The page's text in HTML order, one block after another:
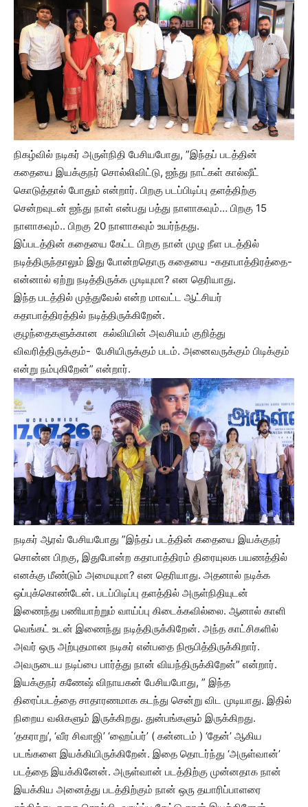
நிகழ்வில் நடிகர் அருள்நிதி பேசியபோது, ”இந்தப் படத்தின்
கதையை இயக்குநர் சொல்லிவிட்டு, ஐந்து நாட்கள் கால்ஷீட்
கொடுத்தால் போதும் என்றார். பிறகு படப்பிடிப்பு தளத்திற்கு
சென்றவுடன் ஐந்து நாள் என்பது பத்து நாளாகவும்… பிறகு 15
நாளாகவும்.. பிறகு 20 நாளாகவும் உயர்ந்தது.
இப்படத்தின் கதையை கேட்ட பிறகு நான் முழு நீள படத்தில்
நடித்திருந்தாலும் இது போன்றதொரு கதையை -கதாபாத்திரத்தை-
என்னால் ஏற்று நடித்திருக்க முடியுமா? என தெரியாது.
இந்த படத்தில் முத்துவேல் என்ற மாவட்ட ஆட்சியர்
கதாபாத்திரத்தில் நடித்திருக்கிறேன்.
குழந்தைகளுக்கான கல்வியின் அவசியம் குறித்து
விவரித்திருக்கும்- பேசியிருக்கும் படம். அனைவருக்கும் பிடிக்கும்
என்று நம்புகிறேன்” என்றார்.
நடிகர் ஆரவ் பேசியபோது ”இந்தப் படத்தின் கதையை இயக்குநர்
சொன்ன பிறகு, இதுபோன்ற கதாபாத்திரம் திரையுலக பயணத்தில்
எனக்கு மீண்டும் அமையுமா? என தெரியாது. அதனால் நடிக்க
ஒப்புக்கொண்டேன். படப்பிடிப்பு தளத்தில் அருள்நிதியுடன்
இணைந்து பணியாற்றும் வாய்ப்பு கிடைக்கவில்லை. ஆனால் காளி
வெங்கட் உடன் இணைந்து நடித்திருக்கிறேன். அந்த காட்சிகளில்
அவர் ஒரு அற்புதமான நடிகர் என்பதை நிரூபித்திருக்கிறார்.
அவருடைய நடிப்பை பார்த்து நான் வியந்திருக்கிறேன்” என்றார்.
இயக்குநர் கணேஷ் விநாயகன் பேசியபோது, ” இந்த
திரைப்படத்தை சாதாரணமாக கடந்து சென்று விட முடியாது. இதில்
நிறைய வலிகளும் இருக்கிறது. துன்பங்களும் இருக்கிறது.
‘தகராறு’, ‘வீர சிவாஜி’ ‘ஹைப்பர்’ ( கன்னடம் ) ‘தேன்’ ஆகிய
படங்களை இயக்கியிருக்கிறேன். இதை தொடர்ந்து ‘அருள்வான்’
படத்தை இயக்கினேன். அருள்வான் படத்திற்கு முன்னதாக நான்
இயக்கிய அனைத்து படத்திற்கும் நான் ஒரு தயாரிப்பாளரை